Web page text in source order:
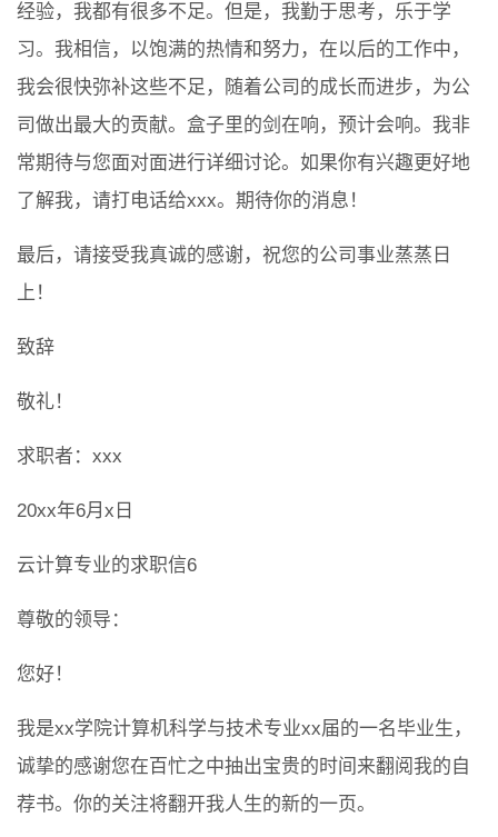
经验，我都有很多不足。但是，我勤于思考，乐于学
习。我相信，以饱满的热情和努力，在以后的工作中，
我会很快弥补这些不足，随着公司的成长而进步，为公
司做出最大的贡献。盒子里的剑在响，预计会响。我非
常期待与您面对面进行详细讨论。如果你有兴趣更好地
了解我，请打电话给xxx。期待你的消息！
最后，请接受我真诚的感谢，祝您的公司事业蒸蒸日
上！
致辞
敬礼！
求职者：xxx
20xx年6月x日
云计算专业的求职信6
尊敬的领导：
您好！
我是xx学院计算机科学与技术专业xx届的一名毕业生，
诚挚的感谢您在百忙之中抽出宝贵的时间来翻阅我的自
荐书。你的关注将翻开我人生的新的一页。